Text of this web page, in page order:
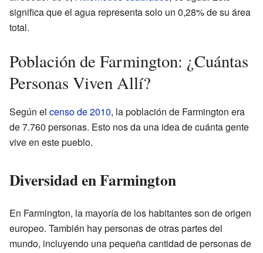
significa que el agua representa solo un 0,28% de su área
total.
Población de Farmington: ¿Cuántas
Personas Viven Allí?
Según el censo de 2010, la población de Farmington era
de 7.760 personas. Esto nos da una idea de cuánta gente
vive en este pueblo.
Diversidad en Farmington
En Farmington, la mayoría de los habitantes son de origen
europeo. También hay personas de otras partes del
mundo, incluyendo una pequeña cantidad de personas de